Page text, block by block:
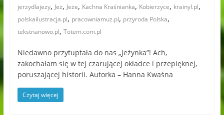
jerzydlajezy, Jeż, Jeże, Kachna Kraśnianka, Kobierzyce, krainyl.pl,
polskailustracja.pl, pracowniamuz.pl, przyroda Polska,
tekstnanowo.pl, Totem.com.pl
Niedawno przytuptała do nas „Jeżynka”! Ach,
zakochałam się w tej czarującej okładce i przepięknej,
poruszającej historii. Autorka – Hanna Kwaśna
Czytaj więcej